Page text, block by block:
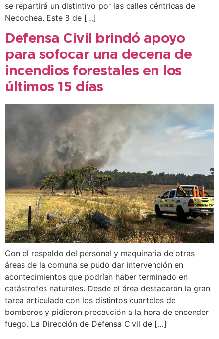
se repartirá un distintivo por las calles céntricas de
Necochea. Este 8 de […]
Defensa Civil brindó apoyo
para sofocar una decena de
incendios forestales en los
últimos 15 días
Con el respaldo del personal y maquinaria de otras
áreas de la comuna se pudo dar intervención en
acontecimientos que podrían haber terminado en
catástrofes naturales. Desde el área destacaron la gran
tarea articulada con los distintos cuarteles de
bomberos y pidieron precaución a la hora de encender
fuego. La Dirección de Defensa Civil de […]